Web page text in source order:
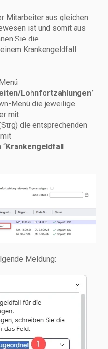
Mitarbeiter aus gleichen
ist und somit aus
Sie die
Krankengeldfall
Lohnfortzahlungen”
Menü die jeweilige
mit
die entsprechenden
“Krankengeldfall
Meldung: